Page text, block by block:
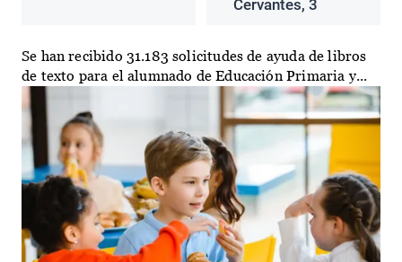
Cervantes, 3
Se han recibido 31.183 solicitudes de ayuda de libros
de texto para el alumnado de Educación Primaria y...